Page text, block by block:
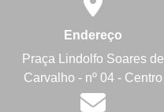
Endereço
Praça Lindolfo Soares de
Carvalho - nº 04 - Centro